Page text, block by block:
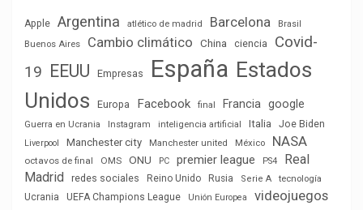
Apple Argentina atlético de madrid Barcelona
Brasil
Buenos Aires
Cambio climático China ciencia
Covid-
19 EEUU Empresas España Estados
Unidos
Europa Facebook final Francia google
Guerra en Ucrania Instagram inteligencia artificial Italia Joe Biden
Liverpool Manchester city Manchester united México NASA
octavos de final OMS ONU PC premier league PS4
Real
Madrid
redes sociales Reino Unido Rusia Serie A
tecnología
Ucrania
UEFA Champions League Unión Europea videojuegos